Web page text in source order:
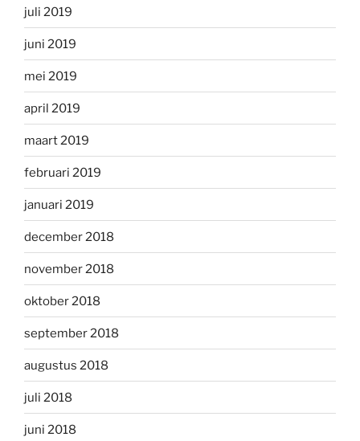
juli 2019
juni 2019
mei 2019
april 2019
maart 2019
februari 2019
januari 2019
december 2018
november 2018
oktober 2018
september 2018
augustus 2018
juli 2018
juni 2018